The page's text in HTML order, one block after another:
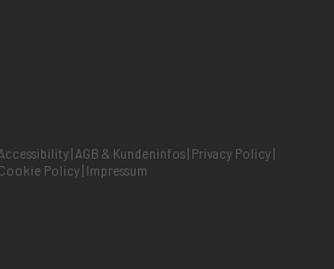
Accessibility AGB & Kundeninfos Privacy Policy
Cookie Policy Impressum